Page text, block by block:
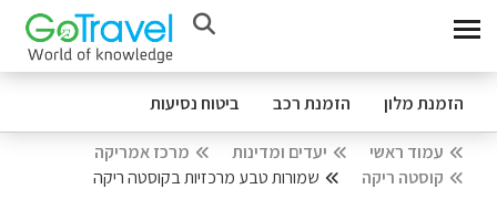
הזמנת מלון הזמנת רכב ביטוח נסיעות
עמוד ראשי יעדים ומדינות
מרכז אמריקה
קוסטה ריקה
שמורות טבע מרכזיות בקוסטה ריקה